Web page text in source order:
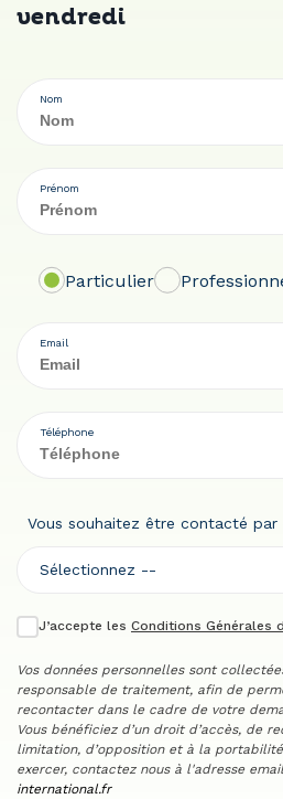
vendredi
Nom
Prénom
Particulier
Email
Téléphone
Vous souhaitez être contacté par
Sélectionnez --
J’accepte les Conditions Générales
Vos données personnelles sont
responsable de traitement, afin de
recontacter dans le cadre de votre
Vous bénéficiez d’un droit d’accès, de
limitation, d’opposition et à la
exercer, contactez nous à l'adresse
international.fr